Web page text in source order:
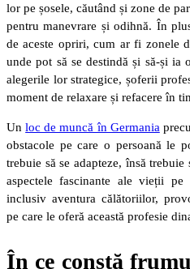
lor pe șosele, căutând și zone de
pentru manevrare și odihnă. În
de aceste opriri, cum ar fi zonele
unde pot să se destindă și să-și ia
alegerile lor strategice, șoferii
moment de relaxare și refacere în
Unloc de muncă în Germania
obstacole pe care o persoană le
trebuie să se adapteze, însă
aspectele fascinante ale vieții
inclusiv aventura călătoriilor,
pe care le oferă această profesie
În ce constă